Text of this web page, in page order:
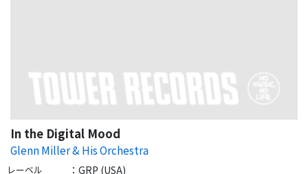
In the Digital Mood
Glenn Miller & His Orchestra
レーベル ： GRP (USA)